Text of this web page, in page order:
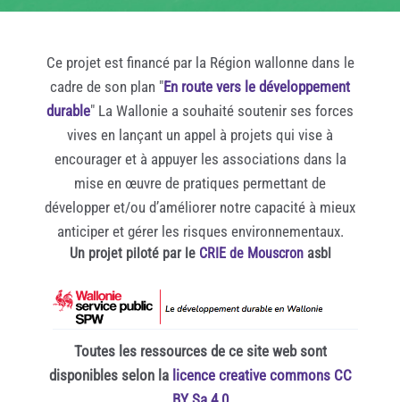
Ce projet est financé par la Région wallonne dans le
cadre de son plan "En route vers le développement
durable" La Wallonie a souhaité soutenir ses forces
vives en lançant un appel à projets qui vise à
encourager et à appuyer les associations dans la
mise en œuvre de pratiques permettant de
développer et/ou d’améliorer notre capacité à mieux
anticiper et gérer les risques environnementaux.
Un projet piloté par le CRIE de Mouscronasbl
Toutes les ressources de ce site web sont
disponibles selon la licence creative commons CC